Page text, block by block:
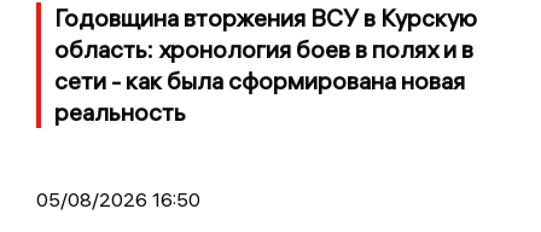
Годовщина вторжения ВСУ в Курскую
область: хронология боев в полях и в
сети - как была сформирована новая
реальность
05/08/2026 16:50